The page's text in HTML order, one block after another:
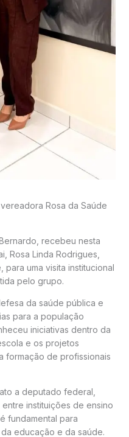
Rosa da Saúde
recebeu nesta
Rosa Linda Rodrigues,
para uma visita institucional
pelo grupo.
da saúde pública e
para a população
iniciativas dentro da
e os projetos
formação de profissionais
a deputado federal,
instituições de ensino
fundamental para
educação e da saúde.